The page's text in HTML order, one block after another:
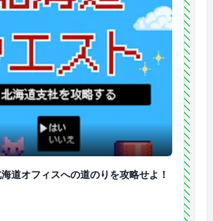
海道オフィスへの道のりを攻略せよ！
道オフィスへの道のりを攻略せよ！